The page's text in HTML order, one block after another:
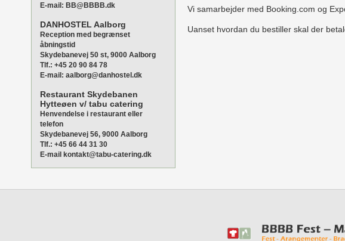
E-mail: BB@BBBB.dk
DANHOSTEL Aalborg
Reception med begrænset
åbningstid
Skydebanevej 50 st, 9000 Aalborg
Tlf.: +45 20 90 84 78
E-mail: aalborg@danhostel.dk
Restaurant Skydebanen
Hytteøen v/ tabu catering
Henvendelse i restaurant eller
telefon
Skydebanevej 56, 9000 Aalborg
Tlf.: +45 66 44 31 30
E-mail kontakt@tabu-catering.dk
Vi samarbejder med Booking.com og
Uanset hvordan du bestiller skal der